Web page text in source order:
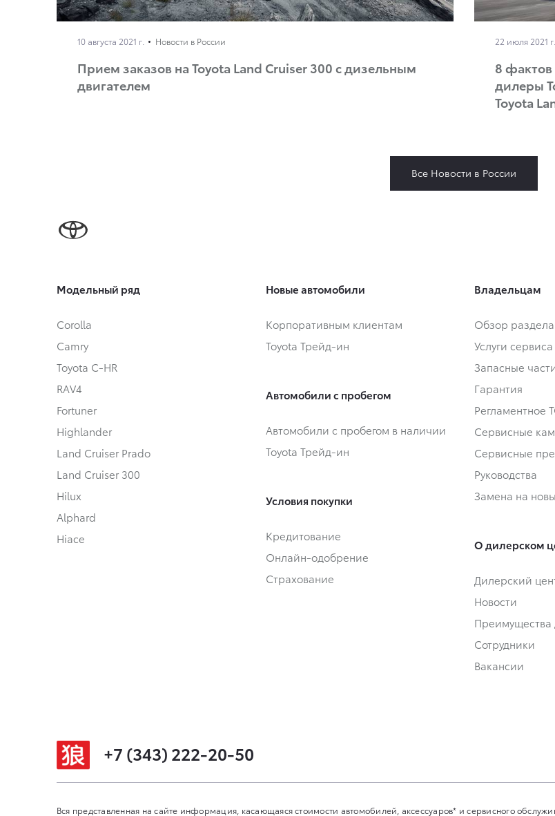
10 августа 2021 г. Новости в России
Прием заказов на Toyota Land Cruiser 300 c дизельным
двигателем
22 июля 2021 г.
8
дилеры
Toyota
Все Новости в России
Модельный ряд
Corolla
Camry
Toyota C-HR
RAV4
Fortuner
Highlander
Land Cruiser Prado
Land Cruiser 300
Hilux
Alphard
Hiace
Новые автомобили
Корпоративным клиентам
Toyota Трейд-ин
Автомобили с пробегом
Автомобили с пробегом в наличии
Toyota Трейд-ин
Условия покупки
Кредитование
Онлайн-одобрение
Страхование
Владельцам
Обзор раздела
Услуги сервиса
Запасные
Гарантия
Регламентное
Сервисные
Сервисные
Руководства
Замена на
О дилерском
Дилерский
Новости
Преимущества
Сотрудники
Вакансии
+7 (343) 222-20-50
Вся представленная на сайте информация, касающаяся стоимости автомобилей, аксессуаров* и сервисного